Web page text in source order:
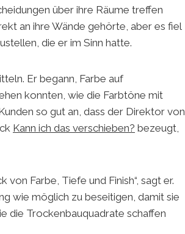
über ihre Räume treffen
an ihre Wände gehörte, aber es fiel
die er im Sinn hatte.
Er begann, Farbe auf
konnten, wie die Farbtöne mit
so gut an, dass der Direktor von
Kann ich das verschieben? bezeugt,
Farbe, Tiefe und Finish“, sagt er.
wie möglich zu beseitigen, damit sie
die Trockenbauquadrate schaffen